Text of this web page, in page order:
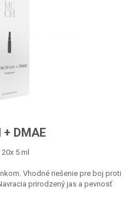
+ DMAE
5 ml
Vhodné riešenie pre boj proti
prirodzený jas a pevnosť